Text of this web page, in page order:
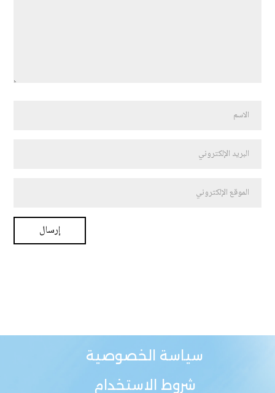
سياسة الخصوصية
شروط الاستخدام